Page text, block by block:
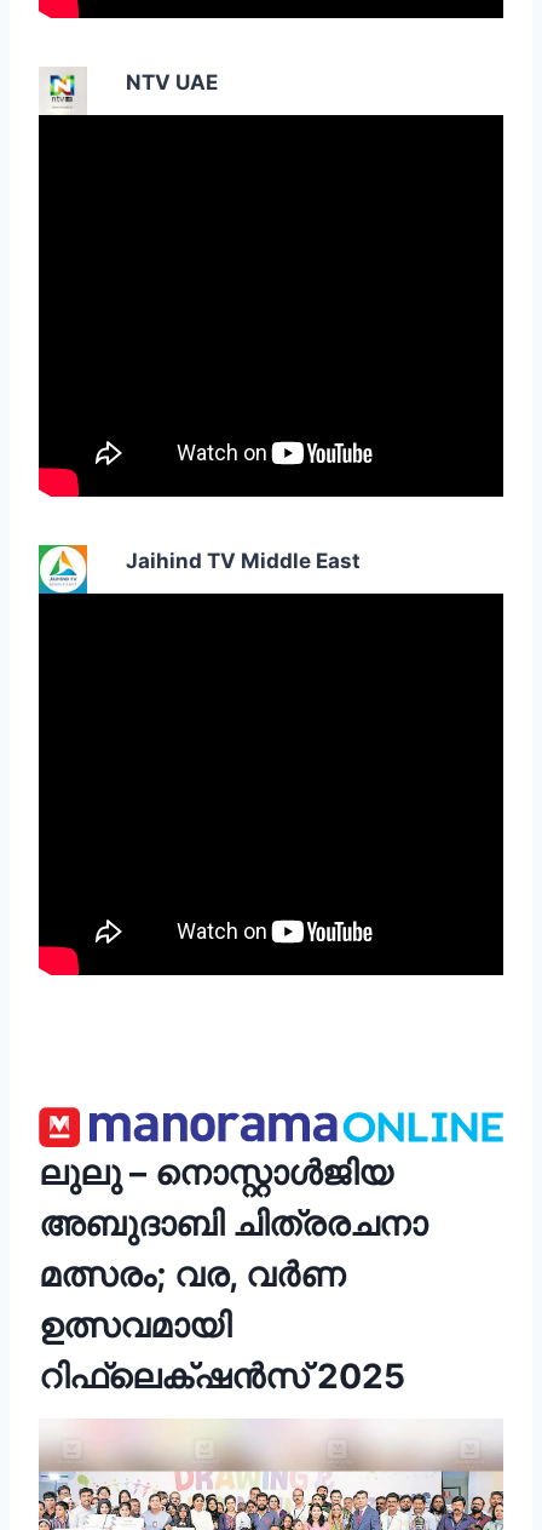
NTV UAE
Jaihind TV Middle East
ലുലു – നൊസ്റ്റാൾജിയ
അബുദാബി ചിത്രരചനാ
മത്സരം; വര, വർണ
ഉത്സവമായി
റിഫ്ലെക്‌ഷൻസ് 2025